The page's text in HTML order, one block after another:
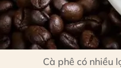
Cà phê có nhiều